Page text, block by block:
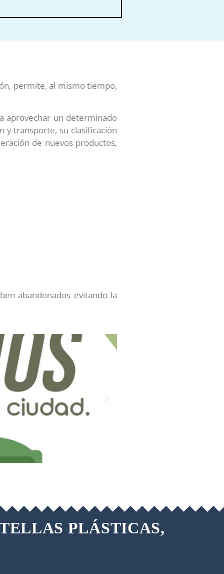
permite, al mismo tiempo,
aprovechar un determinado
y transporte, su clasificación
de nuevos productos,
abandonados evitando la
PLÁSTICAS,